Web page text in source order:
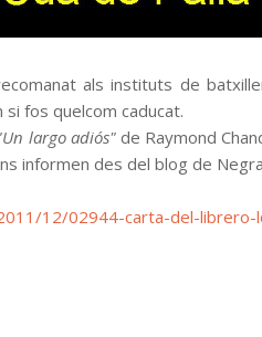
als instituts de
fos quelcom caducat.
largo adiós"de Raymond
informen des del blog de
12/02944-carta-del-librero-